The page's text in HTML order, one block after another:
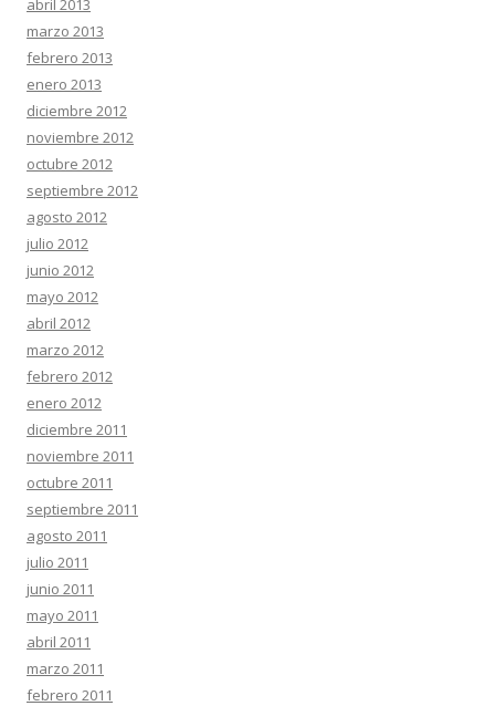
abril 2013
marzo 2013
febrero 2013
enero 2013
diciembre 2012
noviembre 2012
octubre 2012
septiembre 2012
agosto 2012
julio 2012
junio 2012
mayo 2012
abril 2012
marzo 2012
febrero 2012
enero 2012
diciembre 2011
noviembre 2011
octubre 2011
septiembre 2011
agosto 2011
julio 2011
junio 2011
mayo 2011
abril 2011
marzo 2011
febrero 2011